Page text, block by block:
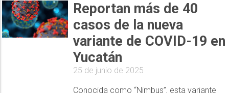
Reportan más de 40
casos de la nueva
variante de COVID-19 en
Yucatán
25 de junio de 2025
Conocida como “Nimbus”, esta variante